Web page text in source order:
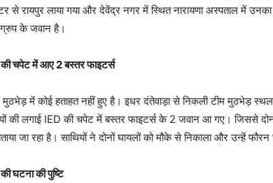
से रायपुर लाया गया और देवेंद्र नगर में स्थित नारायणा अस्पताल में
के जवान है।
चपेट में आए 2 बस्तर फाइटर्स
मुठभेड़ में कोई हताहत नहीं हुए है। इधर दंतेवाड़ा से निकली टीम मुठभेड़
की लगाई IED की चपेट में बस्तर फाइटर्स के 2 जवान आ गए। जिससे
जा रहा है। साथियों ने दोनों घायलों को मौके से निकाला और उन्हें
घटना की पुष्टि